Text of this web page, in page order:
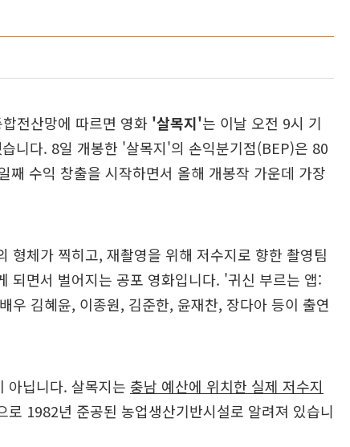
전산망에 따르면 영화 '살목지'는 이날 오전 9시 기
니다. 8일 개봉한 '살목지'의 손익분기점(BEP)은 80
째 수익 창출을 시작하면서 올해 개봉작 가운데 가장
형체가 찍히고, 재촬영을 위해 저수지로 향한 촬영팀
되면서 벌어지는 공포 영화입니다. '귀신 부르는 앱:
우 김혜윤, 이종원, 김준한, 윤재찬, 장다아 등이 출연
아닙니다. 살목지는 충남 예산에 위치한 실제 저수지
로 1982년 준공된 농업생산기반시설로 알려져 있습니